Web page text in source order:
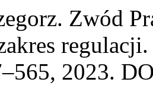
Zwód
2023.